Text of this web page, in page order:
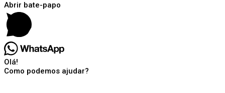
Abrir bate-papo
Olá!
Como podemos ajudar?